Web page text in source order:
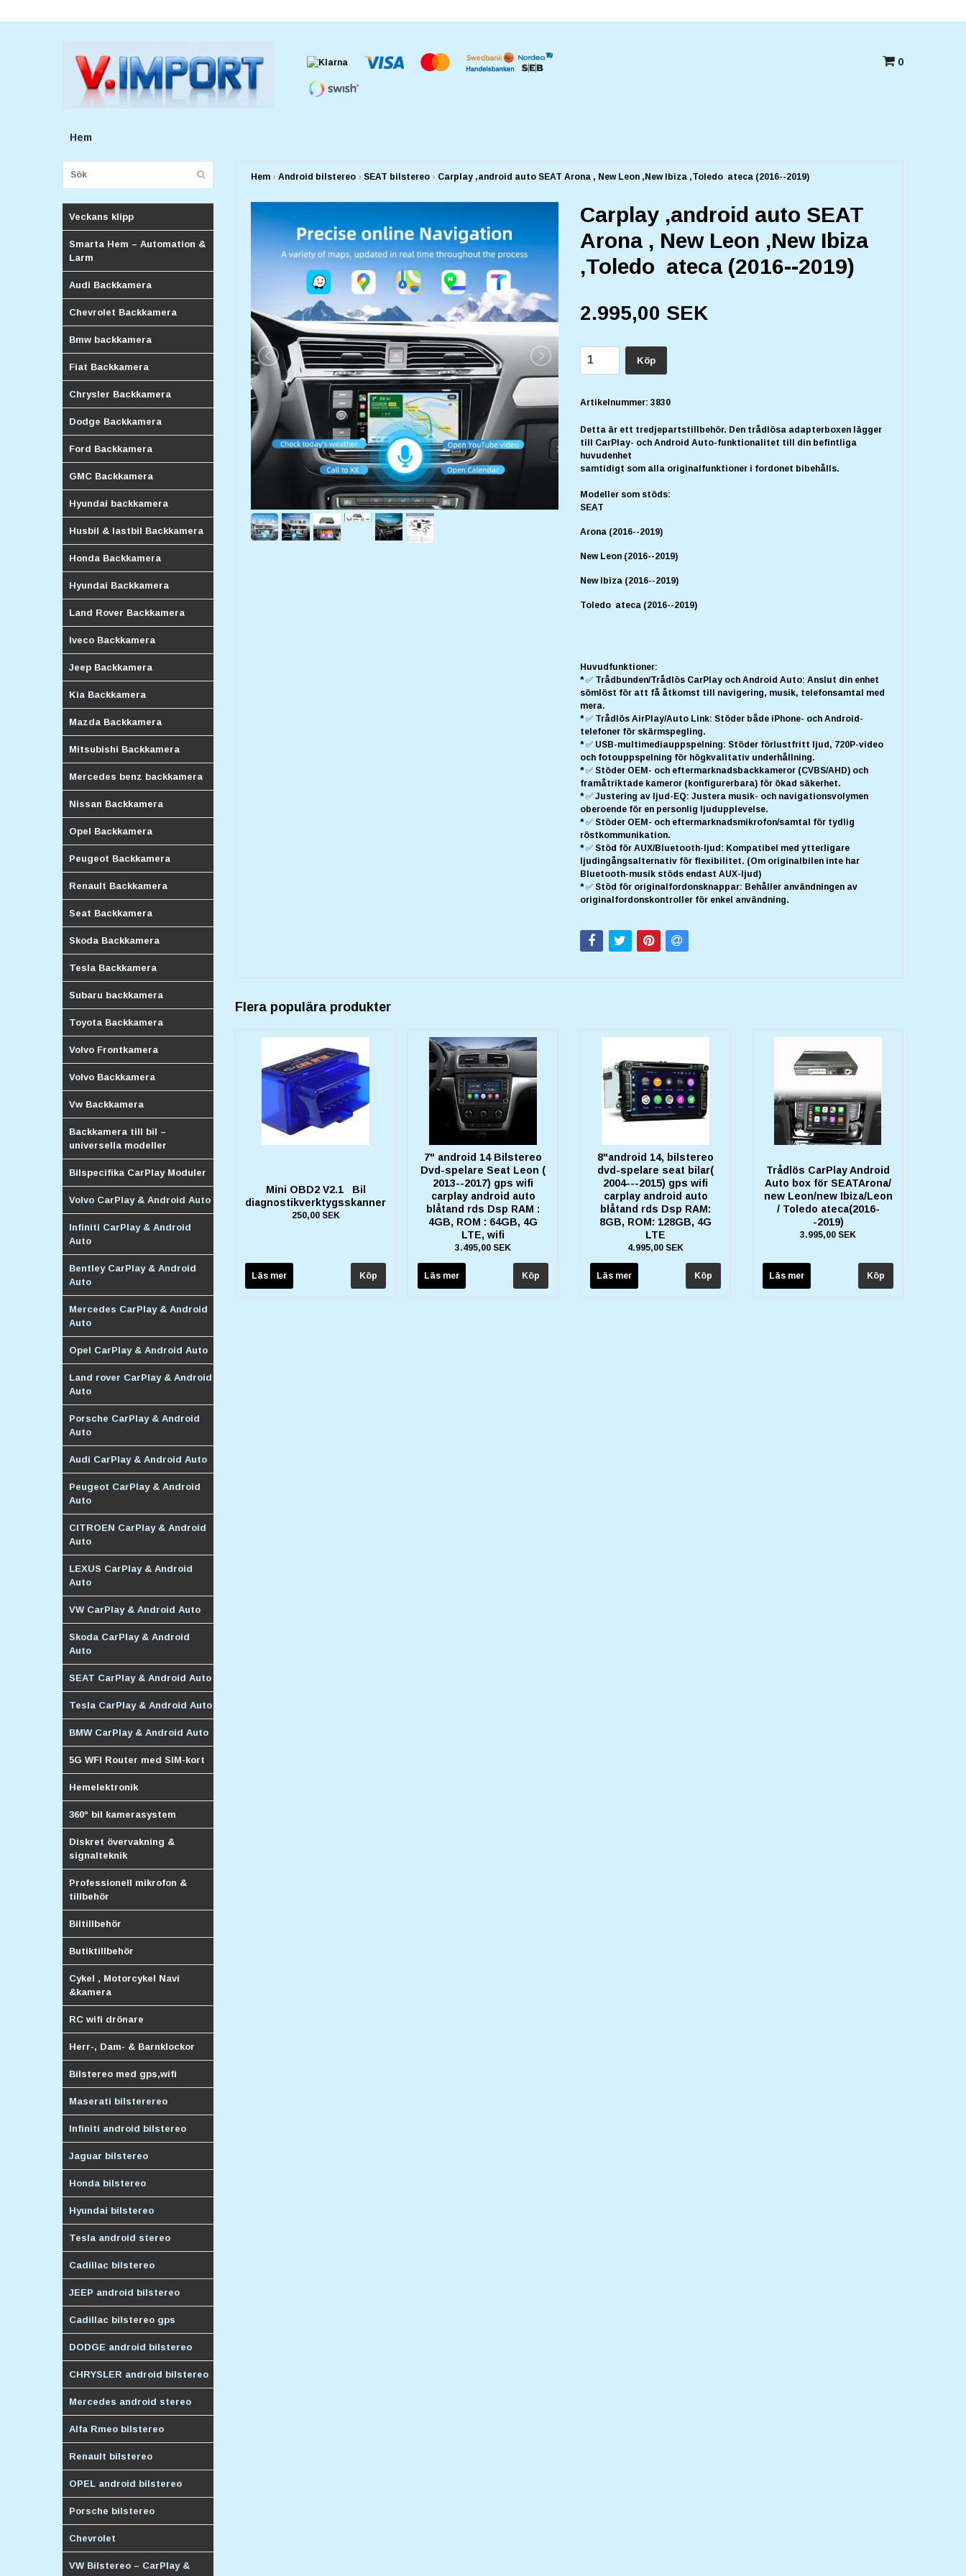
0
Hem
Veckans klipp
Smarta Hem – Automation &
Larm
Audi Backkamera
Chevrolet Backkamera
Bmw backkamera
Fiat Backkamera
Chrysler Backkamera
Dodge Backkamera
Ford Backkamera
GMC Backkamera
Hyundai backkamera
Husbil & lastbil Backkamera
Honda Backkamera
Hyundai Backkamera
Land Rover Backkamera
Iveco Backkamera
Jeep Backkamera
Kia Backkamera
Mazda Backkamera
Mitsubishi Backkamera
Mercedes benz backkamera
Nissan Backkamera
Opel Backkamera
Peugeot Backkamera
Renault Backkamera
Seat Backkamera
Skoda Backkamera
Tesla Backkamera
Subaru backkamera
Toyota Backkamera
Volvo Frontkamera
Volvo Backkamera
Vw Backkamera
Backkamera till bil –
universella modeller
Bilspecifika CarPlay Moduler
Volvo CarPlay & Android Auto
Infiniti CarPlay & Android
Auto
Bentley CarPlay & Android
Auto
Mercedes CarPlay & Android
Auto
Opel CarPlay & Android Auto
Land rover CarPlay & Android
Auto
Porsche CarPlay & Android
Auto
Audi CarPlay & Android Auto
Peugeot CarPlay & Android
Auto
CITROEN CarPlay & Android
Auto
LEXUS CarPlay & Android
Auto
VW CarPlay & Android Auto
Skoda CarPlay & Android
Auto
SEAT CarPlay & Android Auto
Tesla CarPlay & Android Auto
BMW CarPlay & Android Auto
5G WFI Router med SIM-kort
Hemelektronik
360° bil kamerasystem
Diskret övervakning &
signalteknik
Professionell mikrofon &
tillbehör
Biltillbehör
Butiktillbehör
Cykel , Motorcykel Navi
&kamera
RC wifi drönare
Herr-, Dam- & Barnklockor
Bilstereo med gps,wifi
Maserati bilsterereo
Infiniti android bilstereo
Jaguar bilstereo
Honda bilstereo
Hyundai bilstereo
Tesla android stereo
Cadillac bilstereo
JEEP android bilstereo
Cadillac bilstereo gps
DODGE android bilstereo
CHRYSLER android bilstereo
Mercedes android stereo
Alfa Rmeo bilstereo
Renault bilstereo
OPEL android bilstereo
Porsche bilstereo
Chevrolet
VW Bilstereo – CarPlay &
Hem › Android bilstereo › SEAT bilstereo › Carplay ,android auto SEAT Arona , New Leon ,New Ibiza ,Toledo ateca (2016--2019)
Carplay ,android auto SEAT
Arona , New Leon ,New Ibiza
,Toledo ateca (2016--2019)
2.995,00 SEK
Köp
Artikelnummer: 3830
Detta är ett tredjepartstillbehör. Den trådlösa adapterboxen lägger
till CarPlay- och Android Auto-funktionalitet till din befintliga
huvudenhet
samtidigt som alla originalfunktioner i fordonet bibehålls.
Modeller som stöds:
SEAT
Arona (2016--2019)
New Leon (2016--2019)
New Ibiza (2016--2019)
Toledo ateca (2016--2019)
Huvudfunktioner:
* ✅ Trådbunden/Trådlös CarPlay och Android Auto: Anslut din enhet
sömlöst för att få åtkomst till navigering, musik, telefonsamtal med
mera.
* ✅ Trådlös AirPlay/Auto Link: Stöder både iPhone- och Android-
telefoner för skärmspegling.
* ✅ USB-multimediauppspelning: Stöder förlustfritt ljud, 720P-video
och fotouppspelning för högkvalitativ underhållning.
* ✅ Stöder OEM- och eftermarknadsbackkameror (CVBS/AHD) och
framåtriktade kameror (konfigurerbara) för ökad säkerhet.
* ✅ Justering av ljud-EQ: Justera musik- och navigationsvolymen
oberoende för en personlig ljudupplevelse.
* ✅ Stöder OEM- och eftermarknadsmikrofon/samtal för tydlig
röstkommunikation.
* ✅ Stöd för AUX/Bluetooth-ljud: Kompatibel med ytterligare
ljudingångsalternativ för flexibilitet. (Om originalbilen inte har
Bluetooth-musik stöds endast AUX-ljud)
* ✅ Stöd för originalfordonsknappar: Behåller användningen av
originalfordonskontroller för enkel användning.
Flera populära produkter
Mini OBD2 V2.1 Bil
diagnostikverktygsskanner
250,00 SEK
Läs mer
7" android 14 Bilstereo
Dvd-spelare Seat Leon (
2013--2017) gps wifi
carplay android auto
blåtand rds Dsp RAM :
4GB, ROM : 64GB, 4G
LTE, wifi
3.495,00 SEK
Läs mer
8"android 14, bilstereo
dvd-spelare seat bilar(
2004---2015) gps wifi
carplay android auto
blåtand rds Dsp RAM:
8GB, ROM: 128GB, 4G
LTE
4.995,00 SEK
Läs mer
Trådlös CarPlay Android
Auto box för SEATArona/
new Leon/new Ibiza/Leon
/ Toledo ateca(2016-
-2019)
3.995,00 SEK
Läs mer